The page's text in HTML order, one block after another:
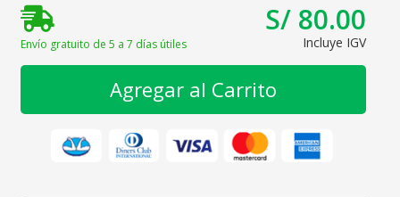
Envío gratuito de 5 a 7 días útiles
S/ 80.00
Incluye IGV
Agregar al Carrito